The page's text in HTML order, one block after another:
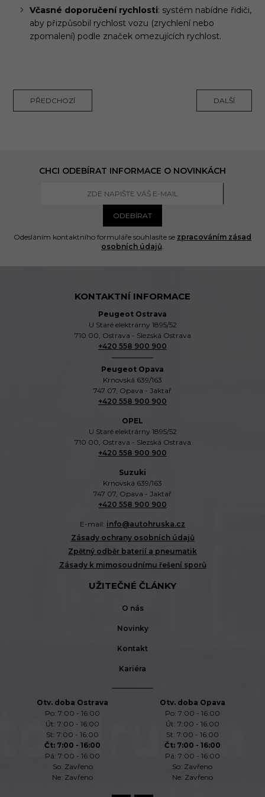
Včasné doporučení rychlosti: systém nabídne řidiči,
aby přizpůsobil rychlost vozu (zrychlení nebo
zpomalení) podle značek omezujících rychlost.
DALŠÍ
PŘEDCHOZÍ
CHCI ODEBÍRAT INFORMACE O NOVINKÁCH
ODEBÍRAT
Odesláním kontaktního formuláře souhlasíte se zpracováním zásad
osobních údajů.
KONTAKTNÍ INFORMACE
Peugeot Ostrava
U Staré elektrárny 1895/52
710 00, Ostrava - Slezská Ostrava
+420 558 900 900
Peugeot Opava
Krnovská 639/163
747 07, Opava - Jaktař
+420 558 900 900
OPEL
U Staré elektrárny 1895/52
710 00, Ostrava - Slezská Ostrava
+420 558 900 900
Suzuki
Krnovská 639/163
747 07, Opava - Jaktař
+420 558 900 900
E-mail: info@autohruska.cz
Zásady ochrany osobních údajů
Zpětný odběr baterií a pneumatik
Zásady k mimosoudnímu řešení sporů
UŽITEČNÉ ČLÁNKY
O nás
Novinky
Kontakt
Kariéra
Otv. doba Ostrava
Po: 7:00 - 16:00
Út: 7:00 - 16:00
St: 7:00 - 16:00
Čt: 7:00 - 16:00
Pá: 7:00 - 16:00
So: Zavřeno
Ne: Zavřeno
Otv. doba Opava
Po: 7:00 - 16:00
Út: 7:00 - 16:00
St: 7:00 - 16:00
Čt: 7:00 - 16:00
Pá: 7:00 - 16:00
So: Zavřeno
Ne: Zavřeno